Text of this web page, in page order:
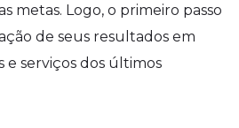
metas. Logo, o primeiro passo
de seus resultados em
e serviços dos últimos